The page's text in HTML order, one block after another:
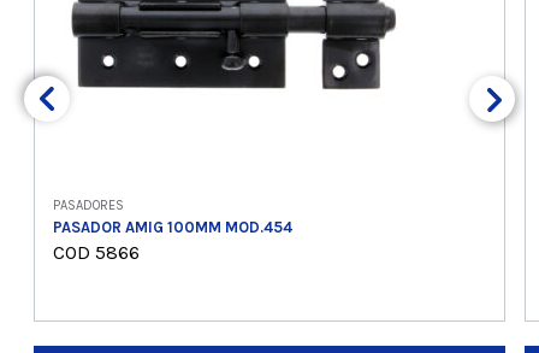
PASADORES
PASADOR AMIG 100MM MOD.454
COD 5866